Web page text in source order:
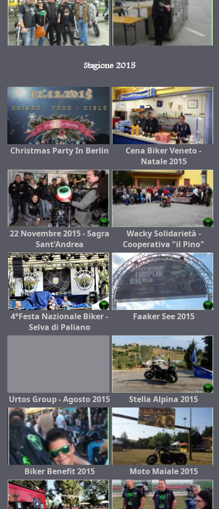
Stagione 2015
Christmas Party In Berlin
Cena Biker Veneto -
Natale 2015
22 Novembre 2015 - Sagra
Sant'Andrea
Wacky Solidarietà -
Cooperativa "il Pino"
4°Festa Nazionale Biker -
Selva di Paliano
Faaker See 2015
Urtos Group - Agosto 2015 Stella Alpina 2015
Biker Benefit 2015 Moto Maiale 2015